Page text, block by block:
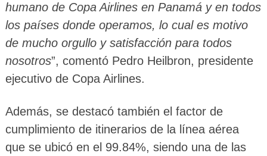
humano de Copa Airlines en Panamá y en todos
los países donde operamos, lo cual es motivo
de mucho orgullo y satisfacción para todos
nosotros”, comentó Pedro Heilbron, presidente
ejecutivo de Copa Airlines.
Además, se destacó también el factor de
cumplimiento de itinerarios de la línea aérea
que se ubicó en el 99.84%, siendo una de las